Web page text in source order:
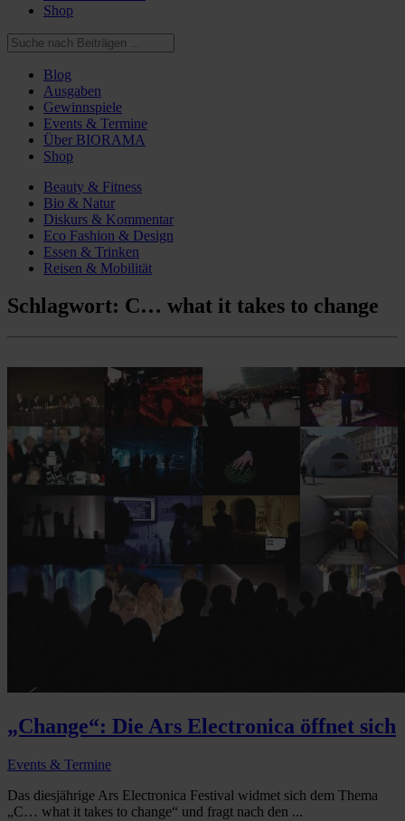
Shop
Blog
Ausgaben
Gewinnspiele
Events & Termine
Über BIORAMA
Shop
Beauty & Fitness
Bio & Natur
Diskurs & Kommentar
Eco Fashion & Design
Essen & Trinken
Reisen & Mobilität
Schlagwort: C… what it takes to change
„Change“: Die Ars Electronica öffnet sich
Events & Termine
Das diesjährige Ars Electronica Festival widmet sich dem Thema
„C… what it takes to change“ und fragt nach den ...